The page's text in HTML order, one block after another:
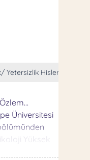
Bozukluğu
Yetersizlik Hisleri
Üniversitesi
Yüksek